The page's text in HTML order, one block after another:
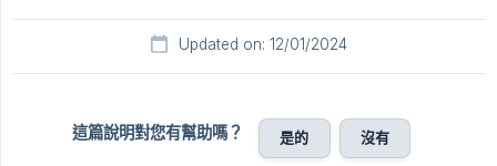
Updated on: 12/01/2024
這篇說明對您有幫助嗎？ 是的 沒有